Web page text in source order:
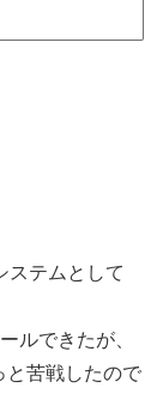
ステムとして
ルできたが、
と苦戦したので